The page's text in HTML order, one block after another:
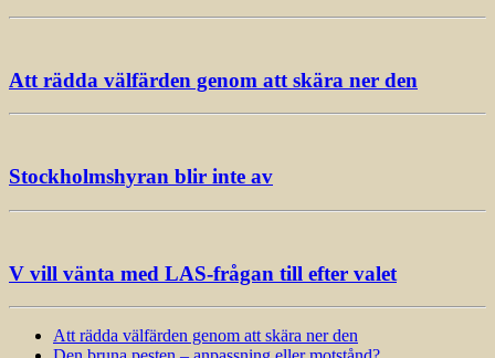
Att rädda välfärden genom att skära ner den
Stockholmshyran blir inte av
V vill vänta med LAS-frågan till efter valet
Att rädda välfärden genom att skära ner den